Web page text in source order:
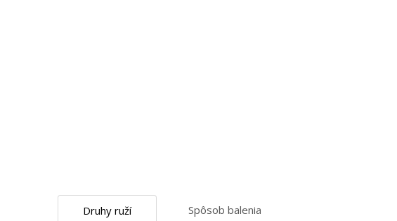
Druhy ruží Spôsob balenia